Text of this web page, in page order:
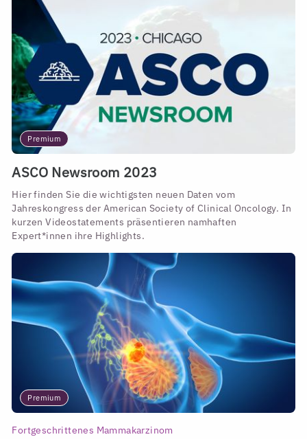
Premium
ASCO Newsroom 2023
Hier finden Sie die wichtigsten neuen Daten vom
Jahreskongress der American Society of Clinical Oncology. In
kurzen Videostatements präsentieren namhaften
Expert*innen ihre Highlights.
Premium
Fortgeschrittenes Mammakarzinom